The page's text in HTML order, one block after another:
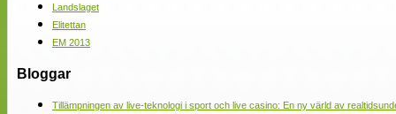
Landslaget
Elitettan
EM 2013
Bloggar
Tillämpningen av live-teknologi i sport och live casino: En ny värld av